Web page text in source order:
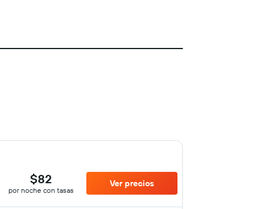
$82
por noche con tasas
Ver precios